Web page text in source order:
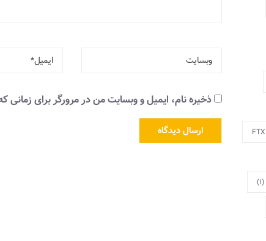
ذخیره نام، ایمیل و وبسایت من در مرورگر برای زمانی
(1)